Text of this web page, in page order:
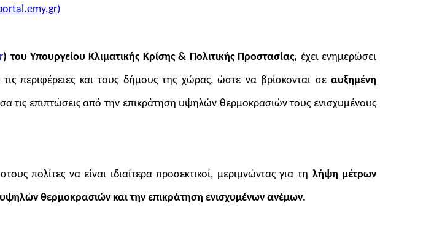
) του Υπουργείου Κλιματικής Κρίσης & Πολιτικής Προστασίας, έχει ενημερώσει
περιφέρειες και τους δήμους της χώρας, ώστε να βρίσκονται σε αυξημένη
τις επιπτώσεις από την επικράτηση υψηλών θερμοκρασιών τους ενισχυμένους
πολίτες να είναι ιδιαίτερα προσεκτικοί, μεριμνώντας για τη λήψη μέτρων
υψηλών θερμοκρασιών και την επικράτηση ενισχυμένων ανέμων.